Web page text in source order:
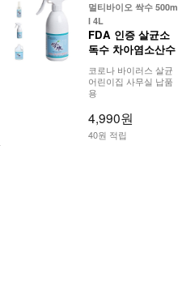
멀티바이오 싹수 500m
l 4L
FDA 인증 살균소
독수 차아염소산수
코로나 바이러스 살균
어린이집 사무실 납품
용
4,990원
40원 적립